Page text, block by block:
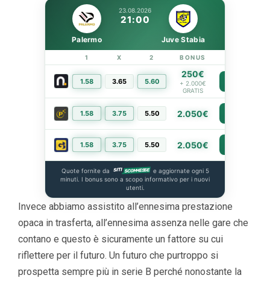
23.08.2026
21:00
Palermo Juve Stabia
1 X 2 BONUS
1.58 3.65 5.60
250€
+ 2.000€
GRATIS
1.58 3.75 5.50 2.050€
1.58 3.75 5.50 2.050€
Quote fornite da
e aggiornate ogni 5
minuti. I bonus sono a scopo informativo per i nuovi
utenti.
Invece abbiamo assistito all’ennesima prestazione
opaca in trasferta, all’ennesima assenza nelle gare che
contano e questo è sicuramente un fattore su cui
riflettere per il futuro. Un futuro che purtroppo si
prospetta sempre più in serie B perché nonostante la